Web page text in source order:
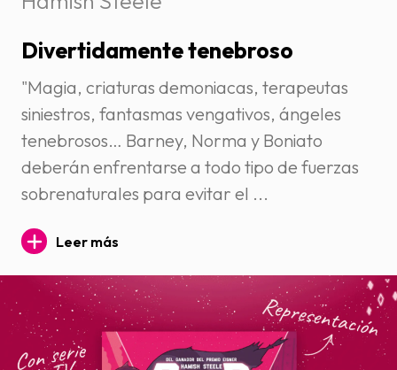
Divertidamente tenebroso
"Magia, criaturas demoniacas, terapeutas
siniestros, fantasmas vengativos, ángeles
tenebrosos… Barney, Norma y Boniato
deberán enfrentarse a todo tipo de fuerzas
sobrenaturales para evitar el ...
Leer más